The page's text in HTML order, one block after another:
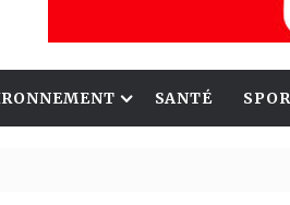
SANTÉ
Les